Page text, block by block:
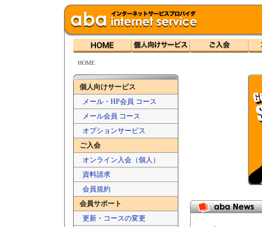
HOME
個人向けサービス
メール・HP会員 コース
メール会員 コース
オプションサービス
ご入会
オンライン入会（個人）
資料請求
会員規約
会員サポート
更新・コースの変更